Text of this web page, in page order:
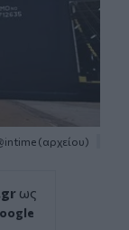
(αρχείου)
ως